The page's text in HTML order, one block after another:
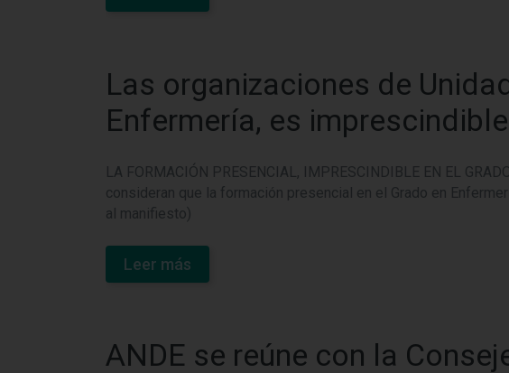
Las organizaciones de
Enfermería, es
LA FORMACIÓN PRESENCIAL, IMPRESCINDIBLE EN EL
consideran que la formación presencial en el Grado en
al manifiesto)
Leer más
ANDE se reúne con la